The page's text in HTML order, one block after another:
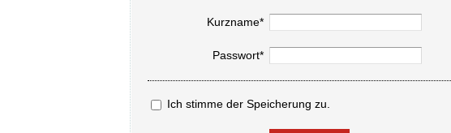
Kurzname*
Passwort*
Ich stimme der Speicherung zu.